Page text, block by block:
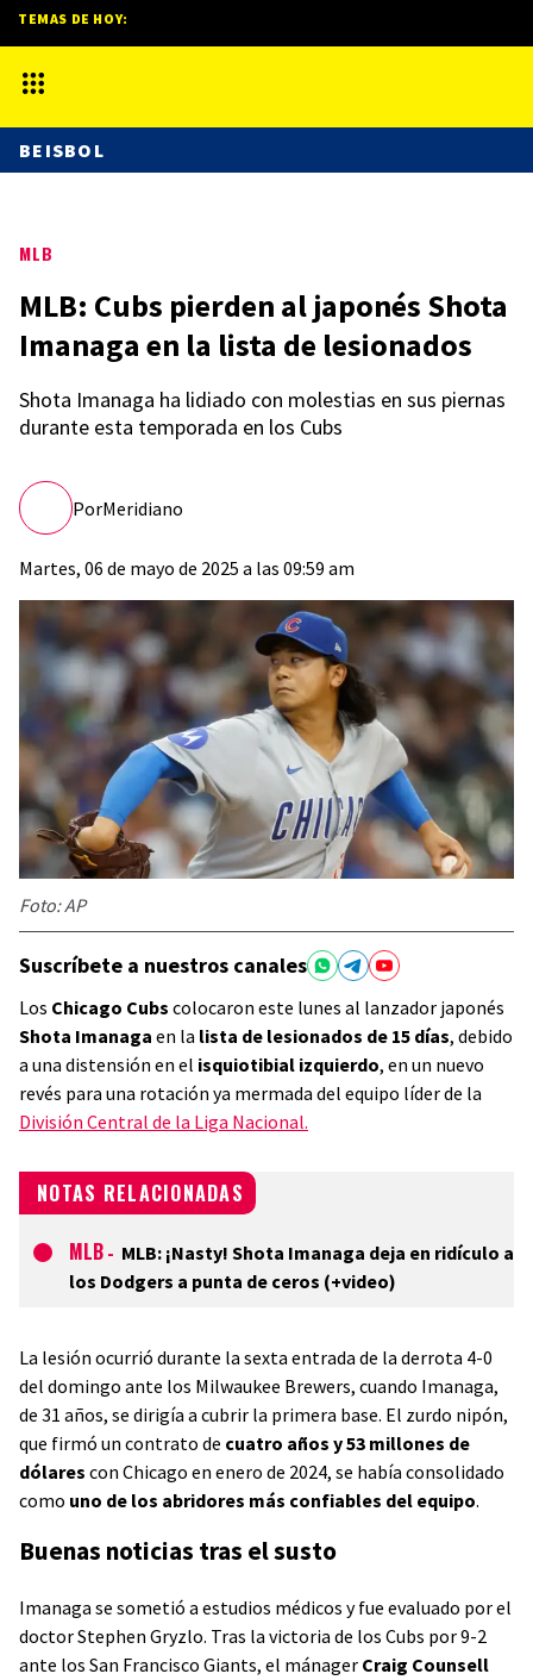
MLB
MLB: Cubs pierden al japonés Shota
Imanaga en la lista de lesionados
Shota Imanaga ha lidiado con molestias en sus piernas
durante esta temporada en los Cubs
PorMeridiano
Martes, 06 de mayo de 2025 a las 09:59 am
Foto: AP
Suscríbete a nuestros canales
Los Chicago Cubs colocaron este lunes al lanzador japonés
Shota Imanaga en la lista de lesionados de 15 días, debido
a una distensión en el isquiotibial izquierdo, en un nuevo
revés para una rotación ya mermada del equipo líder de la
División Central de la Liga Nacional.
NOTAS RELACIONADAS
MLB - MLB: ¡Nasty! Shota Imanaga deja en ridículo a
los Dodgers a punta de ceros (+video)
La lesión ocurrió durante la sexta entrada de la derrota 4-0
del domingo ante los Milwaukee Brewers, cuando Imanaga,
de 31 años, se dirigía a cubrir la primera base. El zurdo nipón,
que firmó un contrato de cuatro años y 53 millones de
dólares con Chicago en enero de 2024, se había consolidado
como uno de los abridores más confiables del equipo.
Buenas noticias tras el susto
Imanaga se sometió a estudios médicos y fue evaluado por el
doctor Stephen Gryzlo. Tras la victoria de los Cubs por 9-2
ante los San Francisco Giants, el mánager Craig Counsell
TEMAS DE HOY:
BEISBOL